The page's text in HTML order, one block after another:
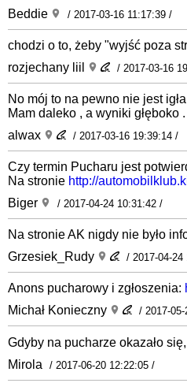
Beddie
/ 2017-03-16 11:17:39 /
chodzi o to, żeby "wyjść poza
rozjechany liil
/ 2017-03-16
No mój to na pewno nie jest
Mam daleko , a wyniki głęboko .
alwax
/ 2017-03-16 19:39:14 /
Czy termin Pucharu jest
Na stronie http://
Biger
/ 2017-04-24 10:31:42 /
Na stronie AK nigdy nie było
Grzesiek_Rudy
/ 2017-04-24
Anons pucharowy i zgłoszenia:
Michał Konieczny
/ 2017-
Gdyby na pucharze okazało
Mirola
/ 2017-06-20 12:22:05 /